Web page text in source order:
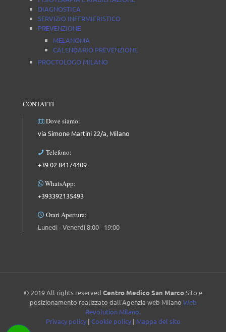
DIAGNOSTICA
SERVIZIO INFERMIERISTICO
PREVENZIONE
MELANOMA
CALENDARIO PREVENZIONE
PROCTOLOGO MILANO
CONTATTI
Dove siamo:
via Simone Martini 22/a, Milano
Telefono:
+39 02 84174409
WhatsApp:
+393392135493
Orari Apertura:
Lunedì - Venerdì 8:00 - 19:00
© 2019 All rights reserved Centro Medico San MarcoSito e
posizionamento realizzato dall'Agenzia web Milano Web
Revolution Milano.
Privacy policy| Cookie policy| Mappa del sito